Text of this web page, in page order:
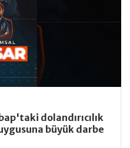
dolandırıcılık
büyük darbe